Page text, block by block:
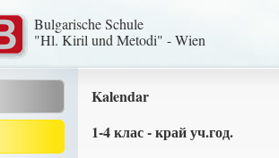
Bulgarische Schule
"Hl. Kiril und Metodi" - Wien
Kalendar
1-4 клас - край уч.год.